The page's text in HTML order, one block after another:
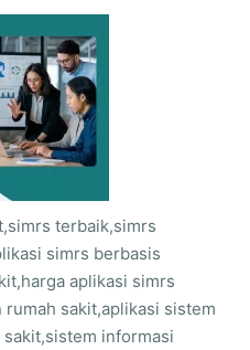
terbaik,simrs
simrs berbasis
aplikasi simrs
sakit,aplikasi sistem
informasi